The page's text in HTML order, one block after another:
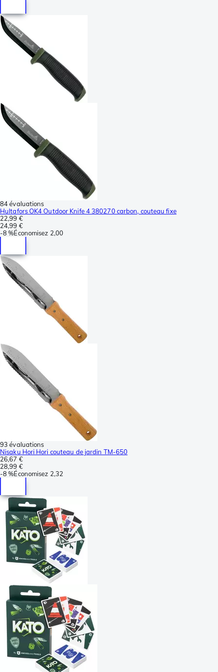
84 évaluations
Hultafors OK4 Outdoor Knife 4 380270 carbon, couteau fixe
22,99 €
24,99 €
-8 %Économisez 2,00
93 évaluations
Nisaku Hori Hori couteau de jardin TM-650
26,67 €
28,99 €
-8 %Économisez 2,32